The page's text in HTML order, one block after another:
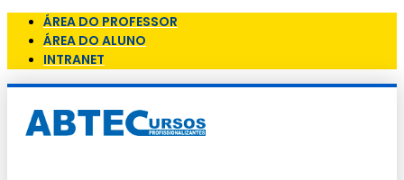
ÁREA DO PROFESSOR
ÁREA DO ALUNO
INTRANET